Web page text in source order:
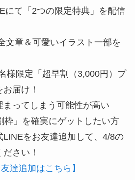
にて「2つの限定特典」を配信
文章＆可愛いイラスト一部を
様限定「超早割（3,000円）プ
届け！
まってしまう可能性が高い
枠」を確実にゲットしたい方
LINEをお友達追加して、4/8の
さい！
達追加はこちら】